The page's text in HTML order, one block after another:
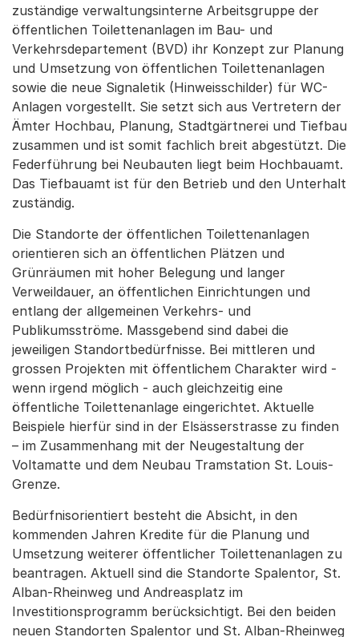
zuständige verwaltungsinterne Arbeitsgruppe der
öffentlichen Toilettenanlagen im Bau- und
Verkehrsdepartement (BVD) ihr Konzept zur Planung
und Umsetzung von öffentlichen Toilettenanlagen
sowie die neue Signaletik (Hinweisschilder) für WC-
Anlagen vorgestellt. Sie setzt sich aus Vertretern der
Ämter Hochbau, Planung, Stadtgärtnerei und Tiefbau
zusammen und ist somit fachlich breit abgestützt. Die
Federführung bei Neubauten liegt beim Hochbauamt.
Das Tiefbauamt ist für den Betrieb und den Unterhalt
zuständig.
Die Standorte der öffentlichen Toilettenanlagen
orientieren sich an öffentlichen Plätzen und
Grünräumen mit hoher Belegung und langer
Verweildauer, an öffentlichen Einrichtungen und
entlang der allgemeinen Verkehrs- und
Publikumsströme. Massgebend sind dabei die
jeweiligen Standortbedürfnisse. Bei mittleren und
grossen Projekten mit öffentlichem Charakter wird -
wenn irgend möglich - auch gleichzeitig eine
öffentliche Toilettenanlage eingerichtet. Aktuelle
Beispiele hierfür sind in der Elsässerstrasse zu finden
– im Zusammenhang mit der Neugestaltung der
Voltamatte und dem Neubau Tramstation St. Louis-
Grenze.
Bedürfnisorientiert besteht die Absicht, in den
kommenden Jahren Kredite für die Planung und
Umsetzung weiterer öffentlicher Toilettenanlagen zu
beantragen. Aktuell sind die Standorte Spalentor, St.
Alban-Rheinweg und Andreasplatz im
Investitionsprogramm berücksichtigt. Bei den beiden
neuen Standorten Spalentor und St. Alban-Rheinweg